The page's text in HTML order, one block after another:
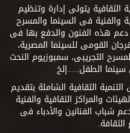
يتولى إدارة وتنظيم
والفنية فى السينما والمسرح
هذه الفنون والدفع بها فى
القومى للسينما المصرية،
التجريبى، سمبوزيوم النحت
الطفل.....إلخ
الثقافية الشاملة بتقديم
والمراكز الثقافية والفنية
شباب الفنانين والأدباء فى